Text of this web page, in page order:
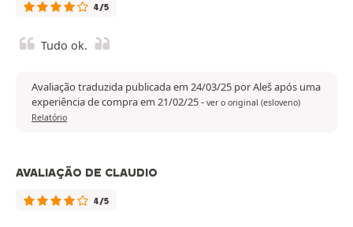
4/5
Tudo ok.
Avaliação traduzida publicada em 24/03/25 por Aleš após uma
experiência de compra em 21/02/25- ver o original (esloveno)
Relatório
AVALIAÇÃO DE CLAUDIO
4/5